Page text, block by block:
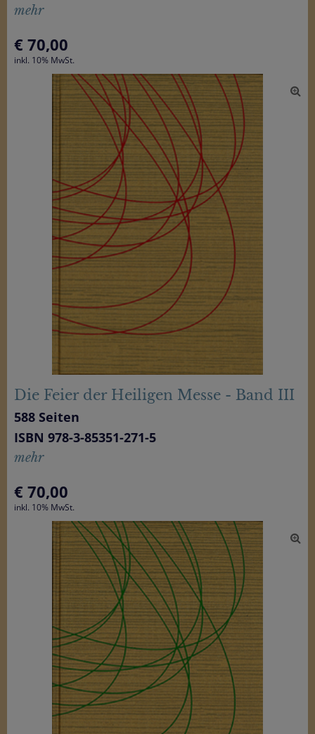
mehr
€ 70,00
inkl. 10% MwSt.
Die Feier der Heiligen Messe - Band III
588 Seiten
ISBN 978-3-85351-271-5
mehr
€ 70,00
inkl. 10% MwSt.